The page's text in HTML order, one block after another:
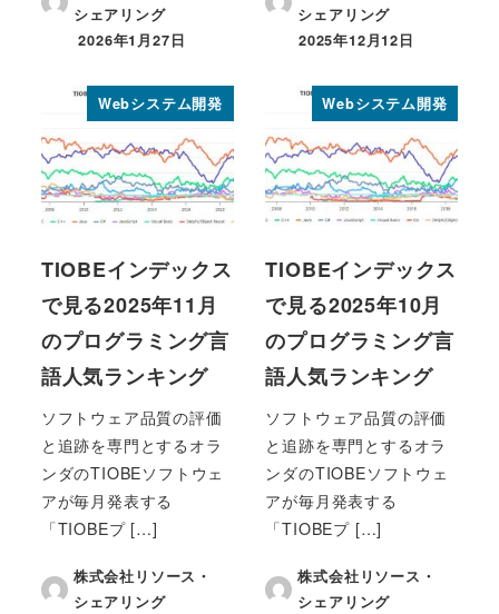
シェアリング
投稿日
2026年1月27日
シェアリング
投稿日
2025年12月12日
Webシステム開発
TIOBEインデックス
で見る2025年11月
のプログラミング言
語人気ランキング
ソフトウェア品質の評価
と追跡を専門とするオラ
ンダのTIOBEソフトウェ
アが毎月発表する
「TIOBEプ […]
株式会社リソース・
シェアリング
Webシステム開発
TIOBEインデックス
で見る2025年10月
のプログラミング言
語人気ランキング
ソフトウェア品質の評価
と追跡を専門とするオラ
ンダのTIOBEソフトウェ
アが毎月発表する
「TIOBEプ […]
株式会社リソース・
シェアリング